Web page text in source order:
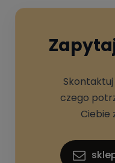
Skontaktuj
czego
Ciebie